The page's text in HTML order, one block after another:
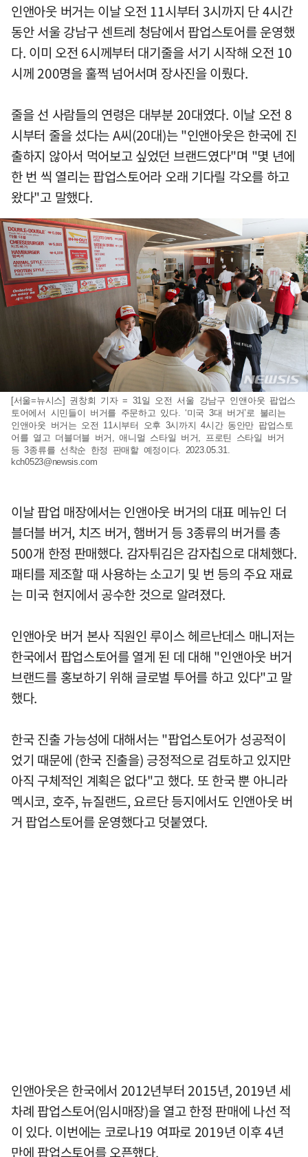
인앤아웃 버거는 이날 오전 11시부터 3시까지 단 4시간
동안 서울 강남구 센트레 청담에서 팝업스토어를 운영했
다. 이미 오전 6시께부터 대기줄을 서기 시작해 오전 10
시께 200명을 훌쩍 넘어서며 장사진을 이뤘다.
줄을 선 사람들의 연령은 대부분 20대였다. 이날 오전 8
시부터 줄을 섰다는 A씨(20대)는 "인앤아웃은 한국에 진
출하지 않아서 먹어보고 싶었던 브랜드였다"며 "몇 년에
한 번 씩 열리는 팝업스토어라 오래 기다릴 각오를 하고
왔다"고 말했다.
[서울=뉴시스] 권창회 기자 = 31일 오전 서울 강남구 인앤아웃 팝업스
토어에서 시민들이 버거를 주문하고 있다. ‘미국 3대 버거’로 불리는
인앤아웃 버거는 오전 11시부터 오후 3시까지 4시간 동안만 팝업스토
어를 열고 더블더블 버거, 애니멀 스타일 버거, 프로틴 스타일 버거
등 3종류를 선착순 한정 판매할 예정이다. 2023.05.31.
kch0523@newsis.com
이날 팝업 매장에서는 인앤아웃 버거의 대표 메뉴인 더
블더블 버거, 치즈 버거, 햄버거 등 3종류의 버거를 총
500개 한정 판매했다. 감자튀김은 감자칩으로 대체했다.
패티를 제조할 때 사용하는 소고기 및 번 등의 주요 재료
는 미국 현지에서 공수한 것으로 알려졌다.
인앤아웃 버거 본사 직원인 루이스 헤르난데스 매니저는
한국에서 팝업스토어를 열게 된 데 대해 "인앤아웃 버거
브랜드를 홍보하기 위해 글로벌 투어를 하고 있다"고 말
했다.
한국 진출 가능성에 대해서는 "팝업스토어가 성공적이
었기 때문에 (한국 진출을) 긍정적으로 검토하고 있지만
아직 구체적인 계획은 없다"고 했다. 또 한국 뿐 아니라
멕시코, 호주, 뉴질랜드, 요르단 등지에서도 인앤아웃 버
거 팝업스토어를 운영했다고 덧붙였다.
인앤아웃은 한국에서 2012년부터 2015년, 2019년 세
차례 팝업스토어(임시매장)을 열고 한정 판매에 나선 적
이 있다. 이번에는 코로나19 여파로 2019년 이후 4년
만에 팝업스토어를 오픈했다.